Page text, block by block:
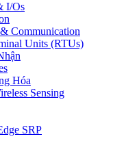
I/Os
Communication
Units (RTUs)
Hóa
Sensing
SRP